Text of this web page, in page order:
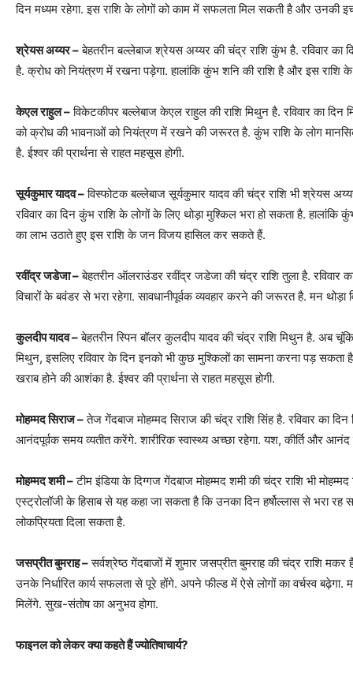
दिन मध्यम रहेगा. इस राशि के लोगों को काम में सफलता मिल सकती है और उनकी
श्रेयस अय्यर –बेहतरीन बल्लेबाज श्रेयस अय्यर की चंद्र राशि कुंभ है. रविवार का
है. क्रोध को नियंत्रण में रखना पड़ेगा. हालांकि कुंभ शनि की राशि है और इस राशि
केएल राहुल –विकेटकीपर बल्लेबाज केएल राहुल की राशि मिथुन है. रविवार का दिन
को क्रोध की भावनाओं को नियंत्रण में रखने की जरूरत है. कुंभ राशि के लोग
है. ईश्वर की प्रार्थना से राहत महसूस होगी.
सूर्यकुमार यादव –विस्फोटक बल्लेबाज सूर्यकुमार यादव की चंद्र राशि भी श्रेयस
रविवार का दिन कुंभ राशि के लोगों के लिए थोड़ा मुश्किल भरा हो सकता है.
का लाभ उठाते हुए इस राशि के जन विजय हासिल कर सकते हैं.
रवींद्र जडेजा –बेहतरीन ऑलराउंडर रवींद्र जडेजा की चंद्र राशि तुला है. रविवार
विचारों के बवंडर से भरा रहेगा. सावधानीपूर्वक व्यवहार करने की जरूरत है. मन थोड़ा
कुलदीप यादव –बेहतरीन स्पिन बॉलर कुलदीप यादव की चंद्र राशि मिथुन है. अब
मिथुन, इसलिए रविवार के दिन इनको भी कुछ मुश्किलों का सामना करना पड़ सकता
खराब होने की आशंका है. ईश्वर की प्रार्थना से राहत महसूस होगी.
मोहम्मद सिराज –तेज गेंदबाज मोहम्मद सिराज की चंद्र राशि सिंह है. रविवार का दिन
आनंदपूर्वक समय व्यतीत करेंगे. शारीरिक स्वास्थ्य अच्छा रहेगा. यश, कीर्ति और आनंद की
मोहम्मद शमी –टीम इंडिया के दिग्गज गेंदबाज मोहम्मद शमी की चंद्र राशि भी
एस्ट्रोलॉजी के हिसाब से यह कहा जा सकता है कि उनका दिन हर्षोल्लास से भरा
लोकप्रियता दिला सकता है.
जसप्रीत बुमराह –सर्वश्रेष्ठ गेंदबाजों में शुमार जसप्रीत बुमराह की चंद्र राशि मकर
उनके निर्धारित कार्य सफलता से पूरे होंगे. अपने फील्ड में ऐसे लोगों का वर्चस्व
मिलेंगे. सुख-संतोष का अनुभव होगा.
फाइनल को लेकर क्या कहते हैं ज्योतिषाचार्य?